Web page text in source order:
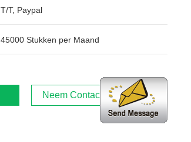
T/T, Paypal
45000 Stukken per Maand
Neem Contact Met Ons Op